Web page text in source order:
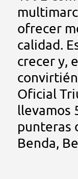
ofrecer
calidad.
crecer y,
Oficial
llevamos
punteras
Benda,